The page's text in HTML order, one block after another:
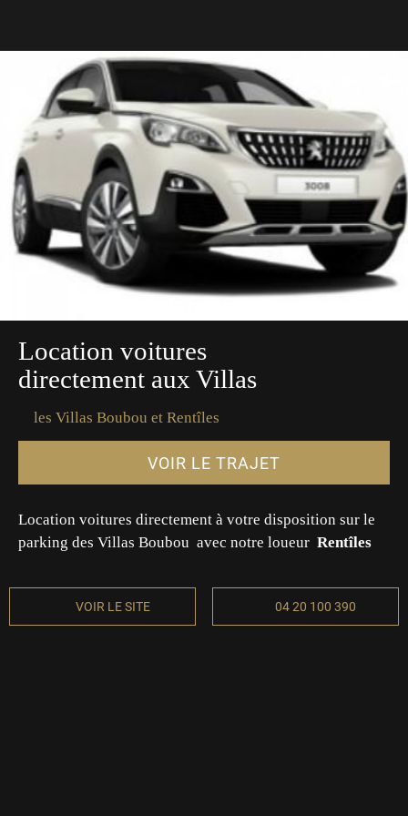
Location voitures
directement aux Villas
les Villas Boubou et Rentîles
VOIR LE TRAJET
Location voitures directement à votre disposition sur le
parking des Villas Boubou avec notre loueur Rentîles
VOIR LE SITE 04 20 100 390